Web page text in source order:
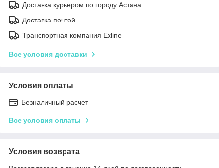
Доставка курьером по городу Астана
Доставка почтой
Транспортная компания Exline
Все условия доставки
Условия оплаты
Безналичный расчет
Все условия оплаты
Условия возврата